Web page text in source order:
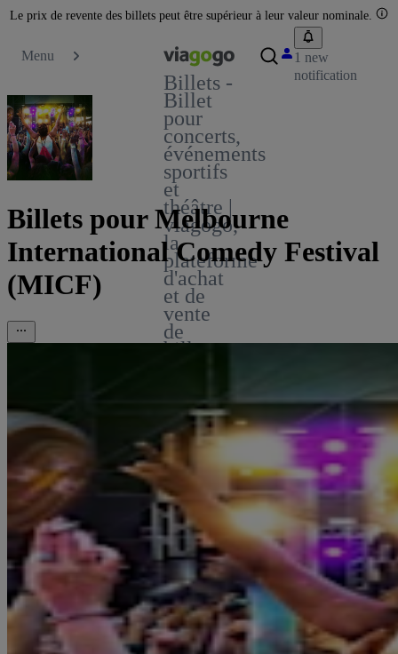
Le prix de revente des billets peut être supérieur à leur valeur nominale.
Menu
Billets -
Billet
pour
concerts,
événements
sportifs
et
théâtre |
viagogo,
la
plateforme
d'achat
et de
vente
de
billets
1 new
notification
Billets pour Melbourne
International Comedy Festival
(MICF)